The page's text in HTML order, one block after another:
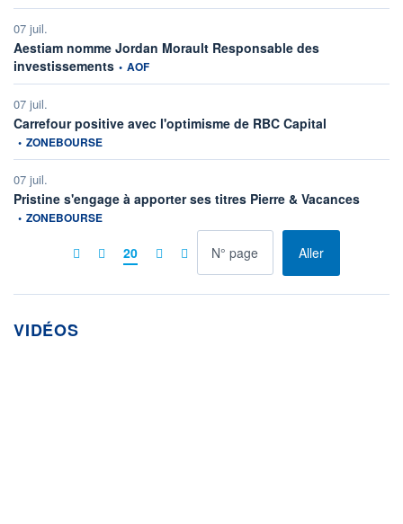
07 juil.
Aestiam nomme Jordan Morault Responsable des
investissements information fournie par
• AOF
07 juil.
Carrefour positive avec l'optimisme de RBC Capital
• ZONEBOURSE
07 juil.
Pristine s'engage à apporter ses titres Pierre & Vacances
• ZONEBOURSE
20 Allerà la page
VIDÉOS